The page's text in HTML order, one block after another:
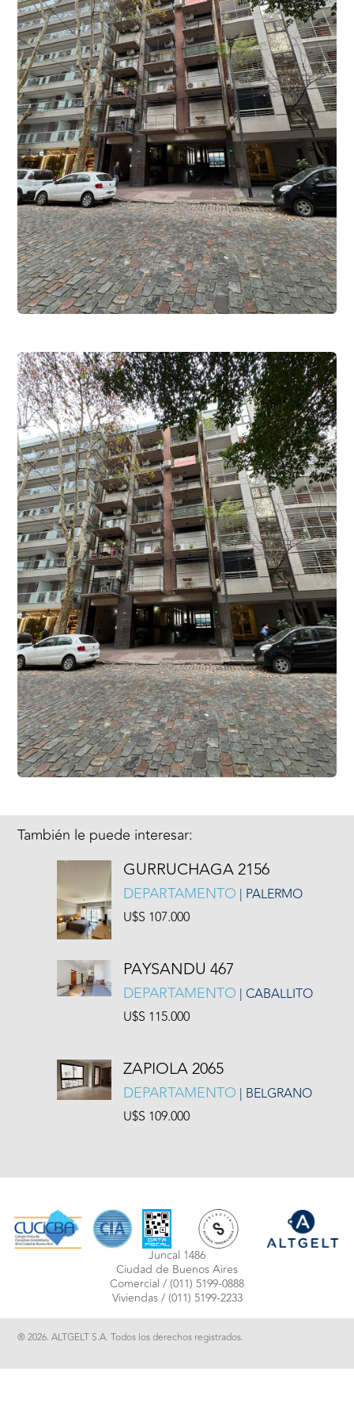
También le puede interesar:
GURRUCHAGA 2156
DEPARTAMENTO | PALERMO
U$S 107.000
PAYSANDU 467
DEPARTAMENTO | CABALLITO
U$S 115.000
ZAPIOLA 2065
DEPARTAMENTO | BELGRANO
U$S 109.000
Juncal 1486
Ciudad de Buenos Aires
Comercial /(011) 5199-0888
Viviendas /(011) 5199-2233
® 2026. ALTGELT S.A. Todos los derechos registrados.